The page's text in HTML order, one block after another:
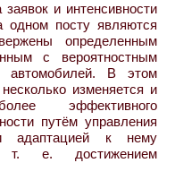
заявок и интенсивности
одном посту являются
определенным
с вероятностным
автомобилей. В этом
изменяется и
эффективного
путём управления
адаптацией к нему
т. е. достижением